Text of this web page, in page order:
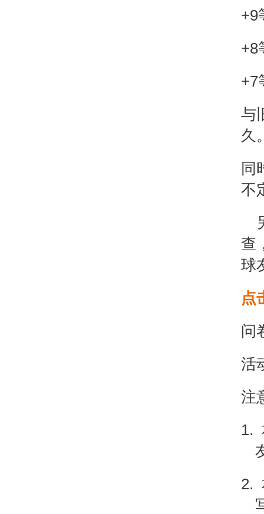
+9
+8
+7
与
久
同
不
查
球
点
问
活
注
1.
2.